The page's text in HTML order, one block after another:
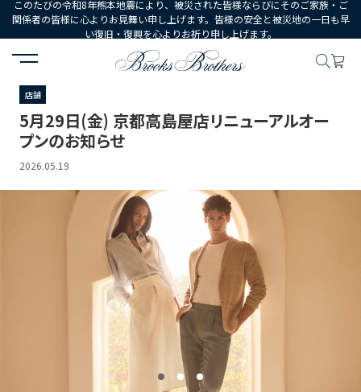
このたびの令和8年熊本地震により、被災された皆様ならびにそのご家族・ご
関係者の皆様に心よりお見舞い申し上げます。皆様の安全と被災地の一日も早
い復旧・復興を心よりお祈り申し上げます。
HOME 5月29日(金) 京都高島屋店リニューアルオープンのお
店舗
5月29日(金) 京都高島屋店リニューアルオー
プンのお知らせ
2026.05.19